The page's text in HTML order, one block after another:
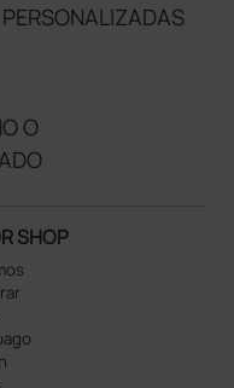
PERSONALIZADAS
O
SHOP